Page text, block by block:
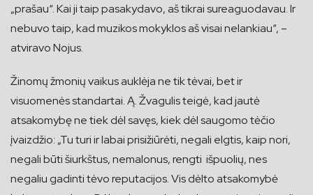
„prašau“. Kai ji taip pasakydavo, aš tikrai sureaguodavau. Ir
nebuvo taip, kad muzikos mokyklos aš visai nelankiau“, –
atviravo Nojus.
Žinomų žmonių vaikus auklėja ne tik tėvai, bet ir
visuomenės standartai. Ą. Žvagulis teigė, kad jautė
atsakomybę ne tiek dėl savęs, kiek dėl saugomo tėčio
įvaizdžio: „Tu turi ir labai prisižiūrėti, negali elgtis, kaip nori,
negali būti šiurkštus, nemalonus, rengti išpuolių, nes
negaliu gadinti tėvo reputacijos. Vis dėlto atsakomybė